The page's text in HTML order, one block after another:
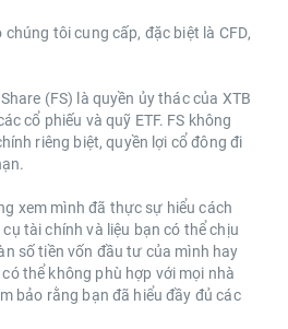
tôi cung cấp, đặc biệt là CFD,
(FS) là quyền ủy thác của XTB
cổ phiếu và quỹ ETF. FS không
riêng biệt, quyền lợi cổ đông đi
xem mình đã thực sự hiểu cách
tài chính và liệu bạn có thể chịu
số tiền vốn đầu tư của mình hay
thể không phù hợp với mọi nhà
bảo rằng bạn đã hiểu đầy đủ các